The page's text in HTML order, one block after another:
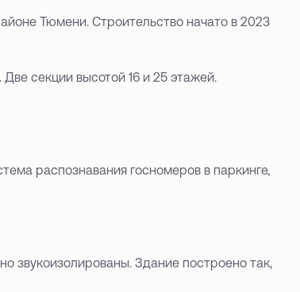
Тюмени. Строительство начато в 2023
секции высотой 16 и 25 этажей.
распознавания госномеров в паркинге,
звукоизолированы. Здание построено так,